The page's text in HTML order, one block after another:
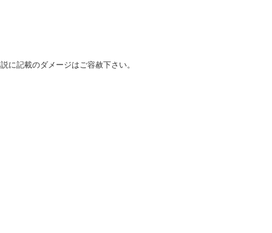
に記載のダメージはご容赦下さい。